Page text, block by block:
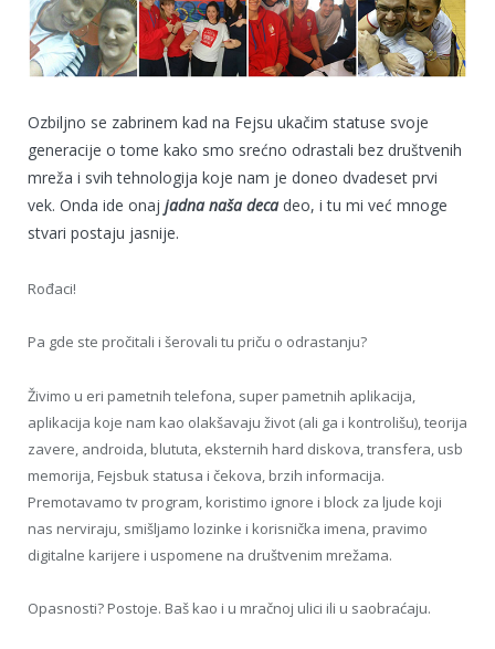
Ozbiljno se zabrinem kad na Fejsu ukačim statuse svoje
generacije o tome kako smo srećno odrastali bez društvenih
mreža i svih tehnologija koje nam je doneo dvadeset prvi
vek. Onda ide onaj jadna naša deca deo, i tu mi već mnoge
stvari postaju jasnije.
Rođaci!
Pa gde ste pročitali i šerovali tu priču o odrastanju?
Živimo u eri pametnih telefona, super pametnih aplikacija,
aplikacija koje nam kao olakšavaju život (ali ga i kontrolišu), teorija
zavere, androida, blututa, eksternih hard diskova, transfera, usb
memorija, Fejsbuk statusa i čekova, brzih informacija.
Premotavamo tv program, koristimo ignore i block za ljude koji
nas nerviraju, smišljamo lozinke i korisnička imena, pravimo
digitalne karijere i uspomene na društvenim mrežama.
Opasnosti? Postoje. Baš kao i u mračnoj ulici ili u saobraćaju.